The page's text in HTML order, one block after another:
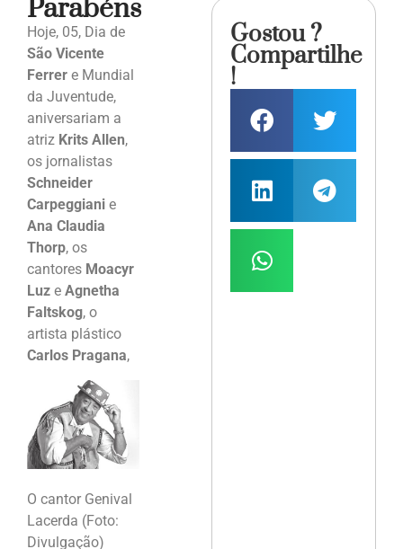
Parabéns
Hoje, 05, Dia de
São Vicente
Ferrer e Mundial
da Juventude,
aniversariam a
atriz Krits Allen,
os jornalistas
Schneider
Carpeggiani e
Ana Claudia
Thorp, os
cantores Moacyr
Luz e Agnetha
Faltskog, o
artista plástico
Carlos Pragana,
O cantor Genival
Lacerda (Foto:
Divulgação)
Gostou ?
Compartilhe
!